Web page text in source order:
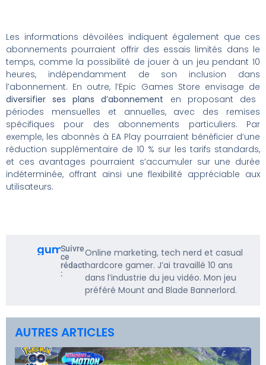
Les informations dévoilées indiquent également que ces
abonnements pourraient offrir des essais limités dans le
temps, comme la possibilité de jouer à un jeu pendant 10
heures, indépendamment de son inclusion dans
l’abonnement. En outre, l’Epic Games Store envisage de
diversifier ses plans d’abonnement en proposant des
périodes mensuelles et annuelles, avec des remises
spécifiques pour des abonnements particuliers. Par
exemple, les abonnés à EA Play pourraient bénéficier d’une
réduction supplémentaire de 10 % sur les tarifs standards,
et ces avantages pourraient s’accumuler sur une durée
indéterminée, offrant ainsi une flexibilité appréciable aux
utilisateurs.
gumbarf
Suivre
ce
rédacteur
:
Online marketing, tech nerd et casual
hardcore gamer. J’ai travaillé 10 ans
dans l’industrie du jeu vidéo. Mon jeu
préféré Mount and Blade Bannerlord.
AUTRES ARTICLES